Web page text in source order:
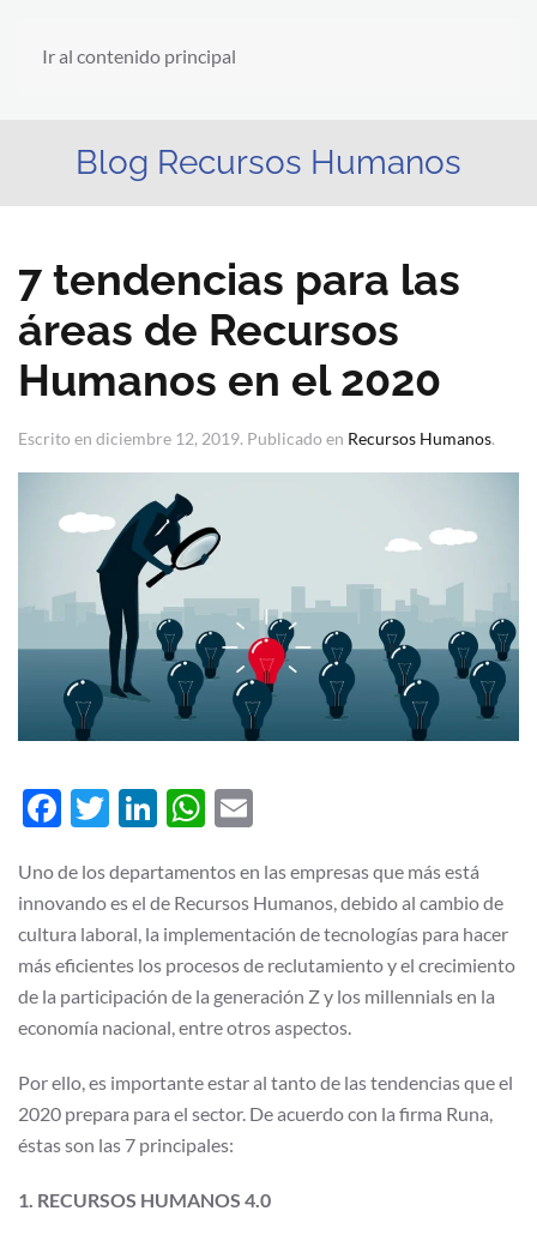
Ir al contenido principal
Blog Recursos Humanos
7 tendencias para las
áreas de Recursos
Humanos en el 2020
Escrito en diciembre 12, 2019. Publicado en Recursos Humanos.
Facebook
Twitter
LinkedIn
WhatsApp
Uno de los departamentos en las empresas que más está
innovando es el de Recursos Humanos, debido al cambio de
cultura laboral, la implementación de tecnologías para hacer
más eficientes los procesos de reclutamiento y el crecimiento
de la participación de la generación Z y los millennials en la
economía nacional, entre otros aspectos.
Por ello, es importante estar al tanto de las tendencias que el
2020 prepara para el sector. De acuerdo con la firma Runa,
éstas son las 7 principales:
1. RECURSOS HUMANOS 4.0